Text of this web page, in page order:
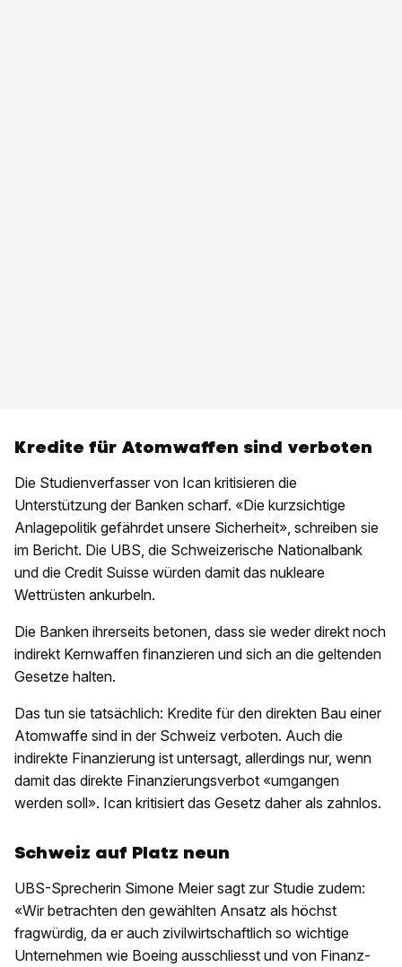
Kredite für Atomwaffen sind verboten
Die Studienverfasser von Ican kritisieren die
Unterstützung der Banken scharf. «Die kurzsichtige
Anlagepolitik gefährdet unsere Sicherheit», schreiben sie
im Bericht. Die UBS, die Schweizerische Nationalbank
und die Credit Suisse würden damit das nukleare
Wettrüsten ankurbeln.
Die Banken ihrerseits betonen, dass sie weder direkt noch
indirekt Kernwaffen finanzieren und sich an die geltenden
Gesetze halten.
Das tun sie tatsächlich: Kredite für den direkten Bau einer
Atomwaffe sind in der Schweiz verboten. Auch die
indirekte Finanzierung ist untersagt, allerdings nur, wenn
damit das direkte Finanzierungsverbot «umgangen
werden soll». Ican kritisiert das Gesetz daher als zahnlos.
Schweiz auf Platz neun
UBS-Sprecherin Simone Meier sagt zur Studie zudem:
«Wir betrachten den gewählten Ansatz als höchst
fragwürdig, da er auch zivilwirtschaftlich so wichtige
Unternehmen wie Boeing ausschliesst und von Finanz­